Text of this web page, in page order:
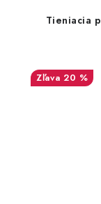
Tieniacia
20 %